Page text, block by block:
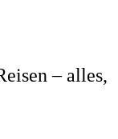
– alles,